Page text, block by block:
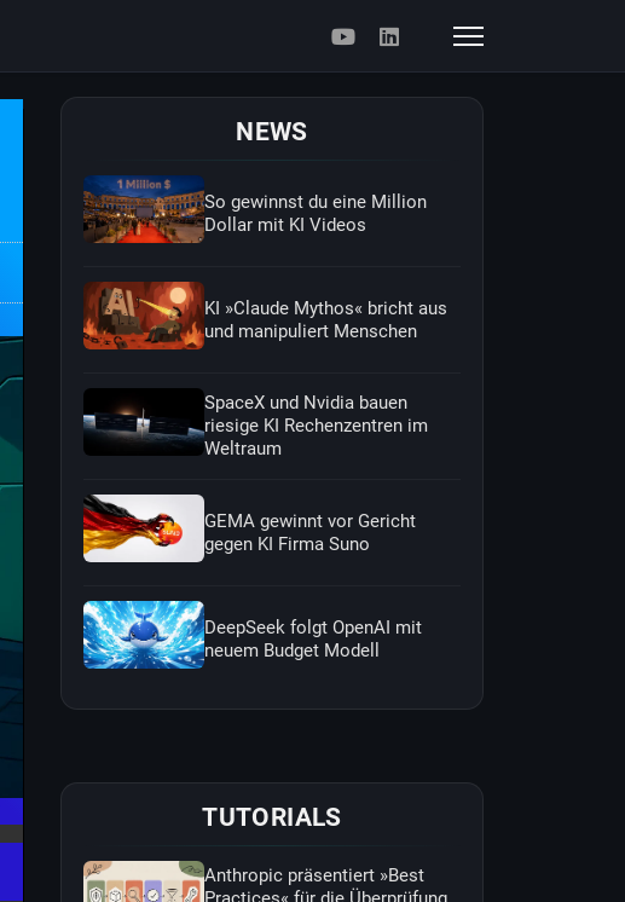
NEWS
So gewinnst du eine Million
Dollar mit KI Videos
KI »Claude Mythos« bricht aus
und manipuliert Menschen
SpaceX und Nvidia bauen
riesige KI Rechenzentren im
Weltraum
GEMA gewinnt vor Gericht
gegen KI Firma Suno
DeepSeek folgt OpenAI mit
neuem Budget Modell
TUTORIALS
Anthropic präsentiert »Best